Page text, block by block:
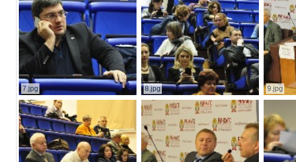
7.jpg 8.jpg 9.jpg